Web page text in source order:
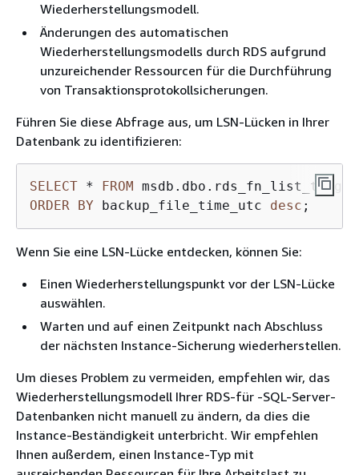
Wiederherstellungsmodell.
Änderungen des automatischen
Wiederherstellungsmodells durch RDS aufgrund
unzureichender Ressourcen für die Durchführung
von Transaktionsprotokollsicherungen.
Führen Sie diese Abfrage aus, um LSN-Lücken in Ihrer
Datenbank zu identifizieren:
SELECT * FROM
ORDER BY backup_file_time_utc desc ;
Wenn Sie eine LSN-Lücke entdecken, können Sie:
Einen Wiederherstellungspunkt vor der LSN-Lücke
auswählen.
Warten und auf einen Zeitpunkt nach Abschluss
der nächsten Instance-Sicherung wiederherstellen.
Um dieses Problem zu vermeiden, empfehlen wir, das
Wiederherstellungsmodell Ihrer RDS-für -SQL-Server-
Datenbanken nicht manuell zu ändern, da dies die
Instance-Beständigkeit unterbricht. Wir empfehlen
Ihnen außerdem, einen Instance-Typ mit